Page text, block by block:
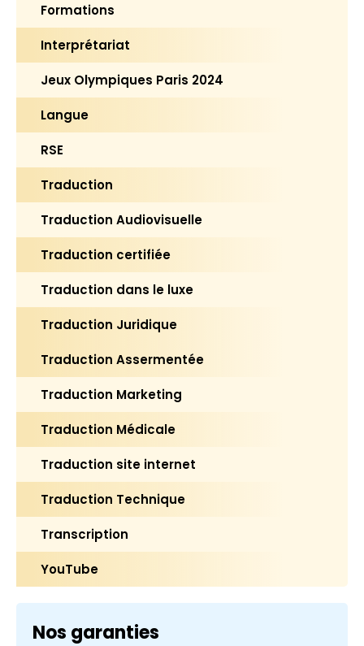
Formations
Interprétariat
Jeux Olympiques Paris 2024
Langue
RSE
Traduction
Traduction Audiovisuelle
Traduction certifiée
Traduction dans le luxe
Traduction Juridique
Traduction Assermentée
Traduction Marketing
Traduction Médicale
Traduction site internet
Traduction Technique
Transcription
YouTube
Nos garanties